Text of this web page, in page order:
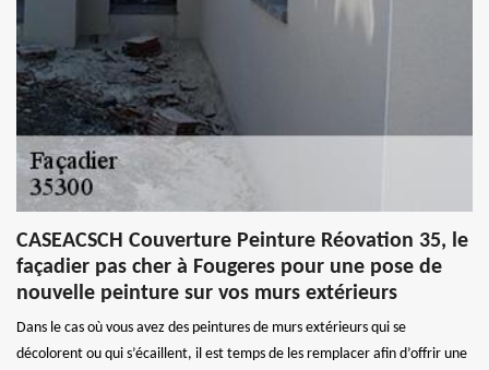
CASEACSCH Couverture Peinture Réovation 35, le
façadier pas cher à Fougeres pour une pose de
nouvelle peinture sur vos murs extérieurs
Dans le cas où vous avez des peintures de murs extérieurs qui se
décolorent ou qui s’écaillent, il est temps de les remplacer afin d’offrir une